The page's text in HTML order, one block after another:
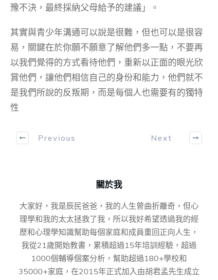
豫不決，最終採納父母給予的建議」。
其實與青少年溝通可以說是很難，但也可以是很容
易，關鍵在於你願不願意了解他們多一點，不要再
以我們覺得的方式看待他們，重新以正面的眼光欣
賞他們，讓他們相信自己的身份和能力，他們就不
是我們所說的反叛期，而是每個人也需要有的獨特
性
Previous Next
關於我
大家好，我是辰民爸爸，我的人生曾曲折離奇，但心
理學和我的太太拯救了我，所以我好希望透過我的經
歷和心理學知識幫助每個家庭和成員重回正向人生，
我從21歲開始教書，累積超過15年培訓經驗，超過
1000個輔導個案分析，幫助超過180+學校和
35000+家庭，在2015年正式加入由胡君孟先⽣成⽴